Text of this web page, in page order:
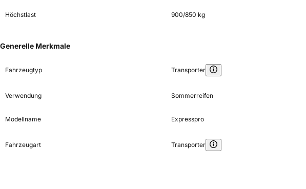
Höchstlast 900/850 kg
Generelle Merkmale
Fahrzeugtyp Transporter
Verwendung Sommerreifen
Modellname Expresspro
Fahrzeugart Transporter